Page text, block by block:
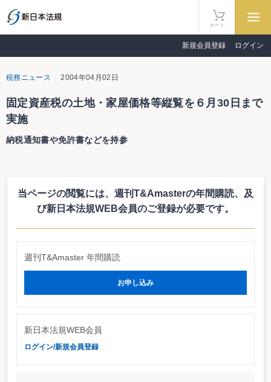
カート
新規会員登録 ログイン
税務ニュース 2004年04月02日
固定資産税の土地・家屋価格等縦覧を６月30日まで
実施
納税通知書や免許書などを持参
対象外）。縦覧場所は所有する土地・家屋のある区の都税事務所。縦覧には、
納税通知書や運転免許証など、本人確認できるものが必要になる。
http://www.tax.metro.tokyo.jp/shisan/info/200404b.htm
当ページの閲覧には、週刊T&Amasterの年間購読、 及
び新日本法規WEB会員のご登録が必要です。
週刊T&Amaster 年間購読
お申し込み
新日本法規WEB会員
ログイン/新規会員登録